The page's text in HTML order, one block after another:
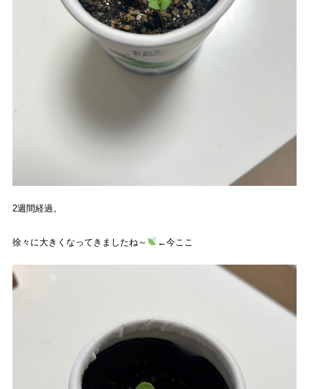
2週間経過。
徐々に大きくなってきましたね～ ←今ここ